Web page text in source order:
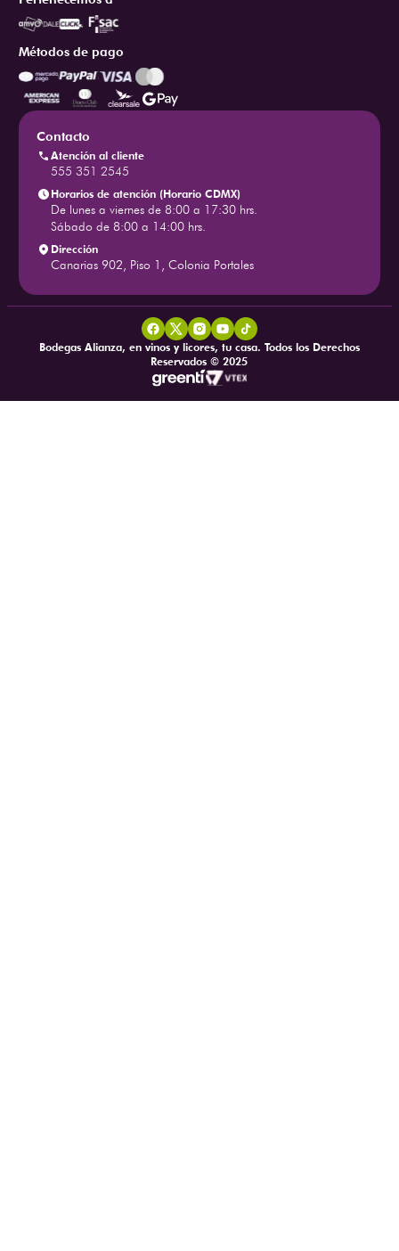
Métodos de pago
Contacto
Atención al cliente
555 351 2545
Horarios de atención (Horario CDMX)
De lunes a viernes de 8:00 a 17:30 hrs.
Sábado de 8:00 a 14:00 hrs.
Dirección
Canarias 902, Piso 1, Colonia Portales
Bodegas Alianza, en vinos y licores, tu casa. Todos los Derechos
Reservados © 2025